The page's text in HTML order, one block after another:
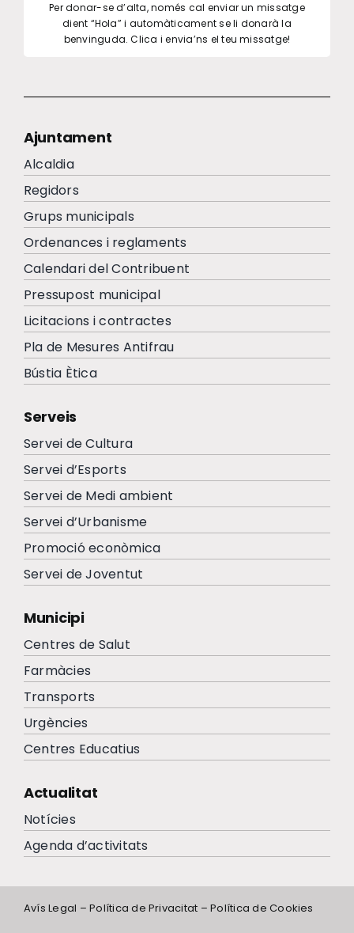
Per donar-se d’alta, només cal enviar un missatge
dient “Hola” i automàticament se li donarà la
benvinguda. Clica i envia’ns el teu missatge!
Ajuntament
Alcaldia
Regidors
Grups municipals
Ordenances i reglaments
Calendari del Contribuent
Pressupost municipal
Licitacions i contractes
Pla de Mesures Antifrau
Bústia Ètica
Serveis
Servei de Cultura
Servei d’Esports
Servei de Medi ambient
Servei d’Urbanisme
Promoció econòmica
Servei de Joventut
Municipi
Centres de Salut
Farmàcies
Transports
Urgències
Centres Educatius
Actualitat
Notícies
Agenda d’activitats
Avís Legal –Política de Privacitat –Política de Cookies